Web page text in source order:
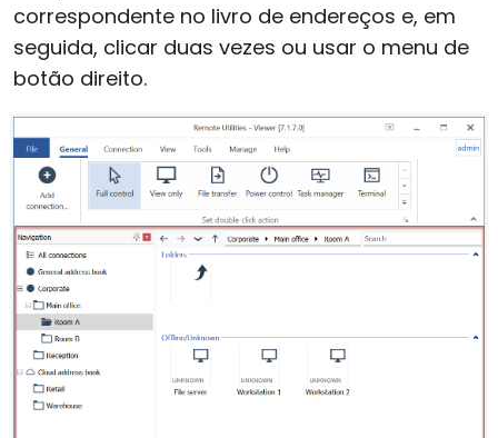
correspondente no livro de endereços e, em
seguida, clicar duas vezes ou usar o menu de
botão direito.